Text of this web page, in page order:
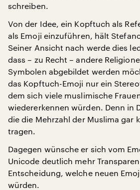
schreiben.
Von der Idee, ein Kopftuch als
als Emoji einzuführen, hält
Seiner Ansicht nach werde dies
dass – zu Recht – andere
Symbolen abgebildet werden
das Kopftuch-Emoji nur ein
dem sich viele muslimische
wiedererkennen würden. Denn in
die die Mehrzahl der Muslima gar
tragen.
Dagegen wünsche er sich vom
Unicode deutlich mehr
Entscheidung, welche neuen
würden.